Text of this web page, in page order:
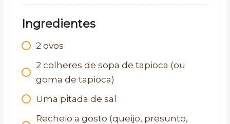
Ingredientes
2 ovos
2 colheres de sopa de tapioca (ou
goma de tapioca)
Uma pitada de sal
Recheio a gosto (queijo, presunto,